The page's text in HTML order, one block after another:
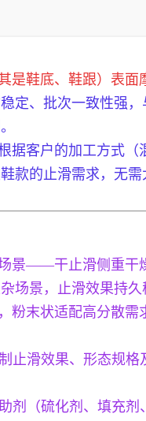
是鞋底、鞋跟）表面
定、批次一致性强
据客户的加工方式（
款的止滑需求，无需
景——干止滑侧重干
场景，止滑效果持久
粉末状适配高分散需
止滑效果、形态规
剂（硫化剂、填充